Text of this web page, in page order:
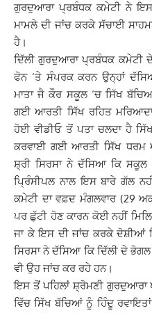
ਗੁਰਦੁਆਰਾ ਪ੍ਰਬੰਧਕ ਕਮੇਟੀ ਨੇ
ਮਾਮਲੇ ਦੀ ਜਾਂਚ ਕਰਕੇ ਸੱਚਾਈ
ਹੈ।
ਦਿੱਲੀ ਗੁਰਦੁਆਰਾ ਪ੍ਰਬੰਧਕ ਕਮੇਟੀ
ਫੋਨ ‘ਤੇ ਸੰਪਰਕ ਕਰਨ ਉਨ੍ਹਾਂ
ਮਾਤਾ ਜੈ ਕੌਰ ਸਕੂਲ ‘ਚ ਸਿੱਖ
ਗਈ ਆਰਤੀ ਸਿੱਖ ਰਹਿਤ
ਹੋਈ ਵੀਡੀਓ ਤੋਂ ਪਤਾ ਚਲਦਾ ਹੈ
ਕਰਵਾਈ ਗਈ ਆਰਤੀ ਸਿੱਖ ਧਰਮ
ਸ਼੍ਰੀ ਸਿਰਸਾ ਨੇ ਦੱਸਿਆ ਕਿ
ਪ੍ਰਿੰਸੀਪਲ ਨਾਲ ਇਸ ਬਾਰੇ ਗੱਲ
ਕਮੇਟੀ ਦਾ ਵਫ਼ਦ ਮੰਗਲਵਾਰ (29
ਪਰ ਛੁੱਟੀ ਹੋਣ ਕਾਰਨ ਕੋਈ ਨਹੀਂ
ਜਾ ਕੇ ਇਸ ਦੀ ਜਾਂਚ ਕਰਕੇ ਦੋਸ਼ੀਆਂ
ਸਿਰਸਾ ਨੇ ਦੱਸਿਆ ਕਿ ਦਿੱਲੀ ਦੇ
ਵੀ ਉਹ ਜਾਂਚ ਕਰ ਰਹੇ ਹਨ।
ਇਸ ਤੋਂ ਪਹਿਲਾਂ ਸ਼੍ਰੋਮਣੀ
ਵਿੱਚ ਸਿੱਖ ਬੱਚਿਆਂ ਨੂੰ ਹਿੰਦੂ